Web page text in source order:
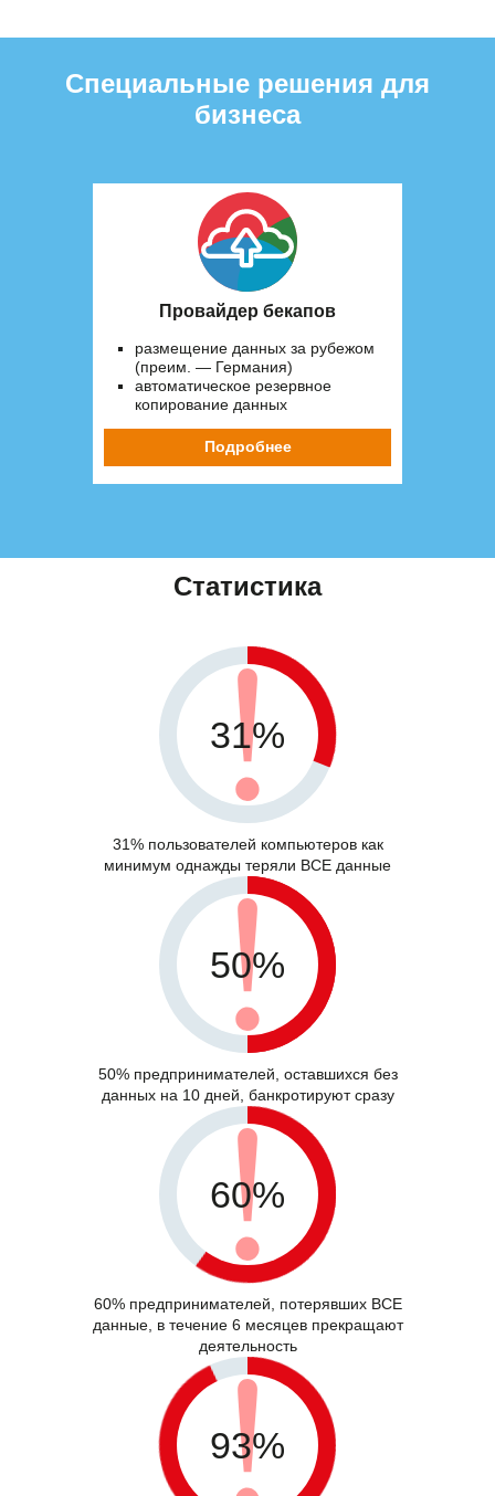
Специальные решения для
бизнеса
Провайдер бекапов
размещение данных за рубежом
(преим. — Германия)
автоматическое резервное
копирование данных
Подробнее
Статистика
31%
31% пользователей компьютеров как
минимум однажды теряли ВСЕ данные
50%
50% предпринимателей, оставшихся без
данных на 10 дней, банкротируют сразу
60%
60% предпринимателей, потерявших ВСЕ
данные, в течение 6 месяцев прекращают
деятельность
93%